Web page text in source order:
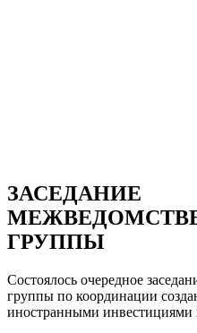
ЗАСЕДАНИЕ
ГРУППЫ
Состоялось очередное
группы по координации
иностранными инвестициями